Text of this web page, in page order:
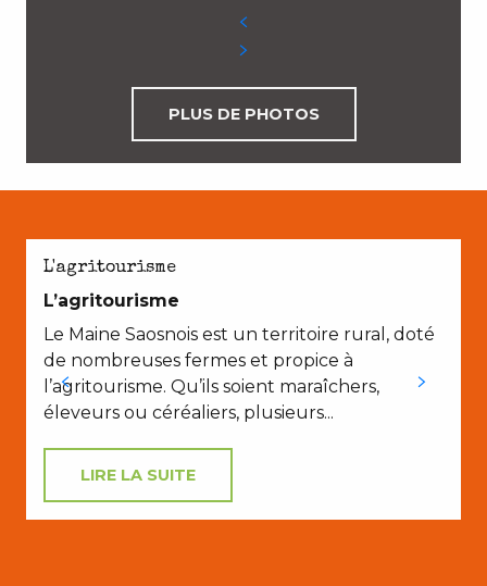
PLUS DE PHOTOS
L'agritourisme
L’agritourisme
Le Maine Saosnois est un territoire rural, doté
de nombreuses fermes et propice à
l’agritourisme. Qu’ils soient maraîchers,
éleveurs ou céréaliers, plusieurs...
LIRE LA SUITE